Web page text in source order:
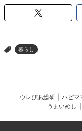
> 暮らし
ウレぴあ総研 ハピマ
うまいめし